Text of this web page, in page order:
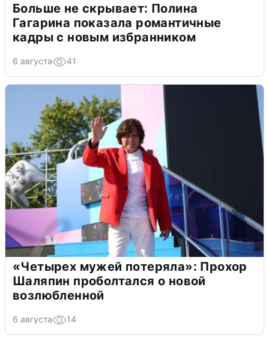
Больше не скрывает: Полина
Гагарина показала романтичные
кадры с новым избранником
6 августа 41
«Четырех мужей потеряла»: Прохор
Шаляпин проболтался о новой
возлюбленной
6 августа 14